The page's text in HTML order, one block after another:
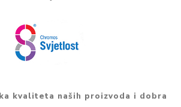
kvaliteta naših proizvoda i dobra